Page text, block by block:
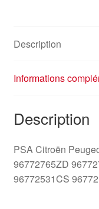
Description
Informations
Description
PSA Citroën
96772765ZD
96772531CS